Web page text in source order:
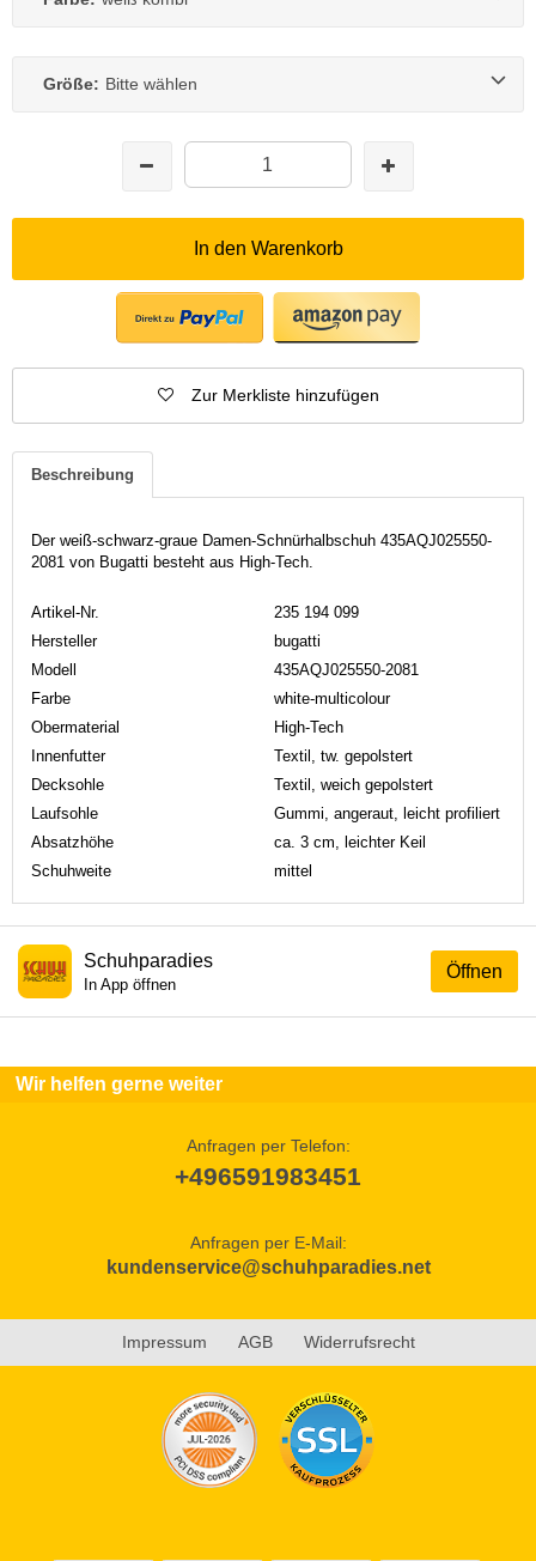
Größe: Bitte wählen
In den Warenkorb
Zur Merkliste hinzufügen
Beschreibung
Der weiß-schwarz-graue Damen-Schnürhalbschuh 435AQJ025550-
2081 von Bugatti besteht aus High-Tech.
Artikel-Nr.
235 194 099
Hersteller
bugatti
Modell
435AQJ025550-2081
Farbe
white-multicolour
Obermaterial
High-Tech
Innenfutter
Textil, tw. gepolstert
Decksohle
Textil, weich gepolstert
Laufsohle
Gummi, angeraut, leicht profiliert
Absatzhöhe
ca. 3 cm, leichter Keil
Schuhweite
mittel
Öffnen
Schuhparadies
In App öffnen
Wir helfen gerne weiter
Anfragen per Telefon:
+496591983451
Anfragen per E-Mail:
kundenservice@schuhparadies.net
Impressum AGB Widerrufsrecht